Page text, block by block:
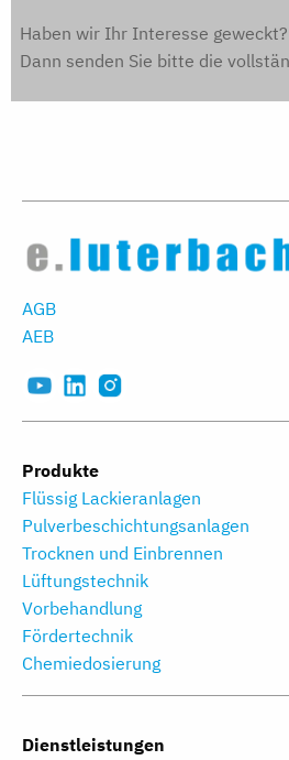
Haben wir Ihr Interesse geweckt?
Dann senden Sie bitte die
AGB
AEB
Produkte
Flüssig Lackieranlagen
Pulverbeschichtungs­anlagen
Trocknen und Einbrennen
Lüftungstechnik
Vorbehandlung
Fördertechnik
Chemiedosierung
Dienstleistungen